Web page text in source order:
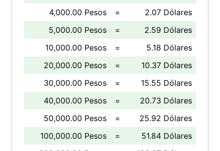
4,000.00 Pesos
=
2.07 Dólares
5,000.00 Pesos
=
2.59 Dólares
10,000.00 Pesos
=
5.18 Dólares
20,000.00 Pesos
=
10.37 Dólares
30,000.00 Pesos
=
15.55 Dólares
40,000.00 Pesos
=
20.73 Dólares
50,000.00 Pesos
=
25.92 Dólares
100,000.00 Pesos
=
51.84 Dólares